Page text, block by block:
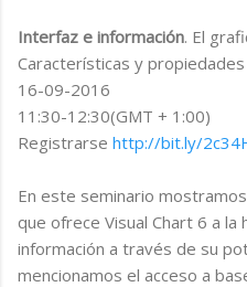
Interfaz e información. El
Características y propiedades
16-09-2016
11:30-12:30(GMT + 1:00)
Registrarse http://bit.ly/
En este seminario
que ofrece Visual Chart 6 a la
información a través de su
mencionamos el acceso a